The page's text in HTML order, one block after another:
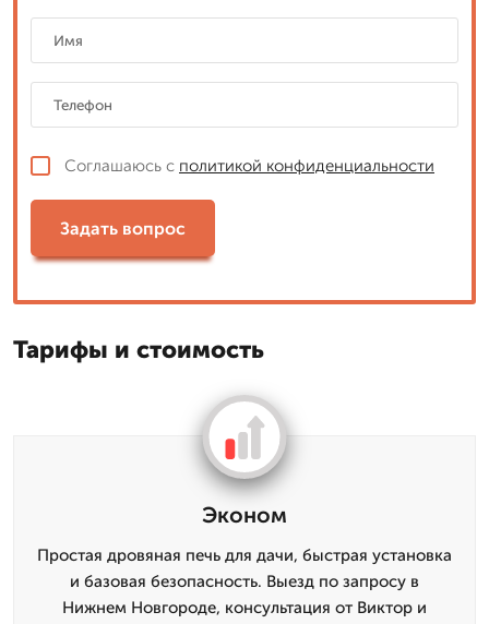
Соглашаюсь с политикой конфиденциальности
Задать вопрос
Тарифы и стоимость
Эконом
Простая дровяная печь для дачи, быстрая установка
и базовая безопасность. Выезд по запросу в
Нижнем Новгороде, консультация от Виктор и